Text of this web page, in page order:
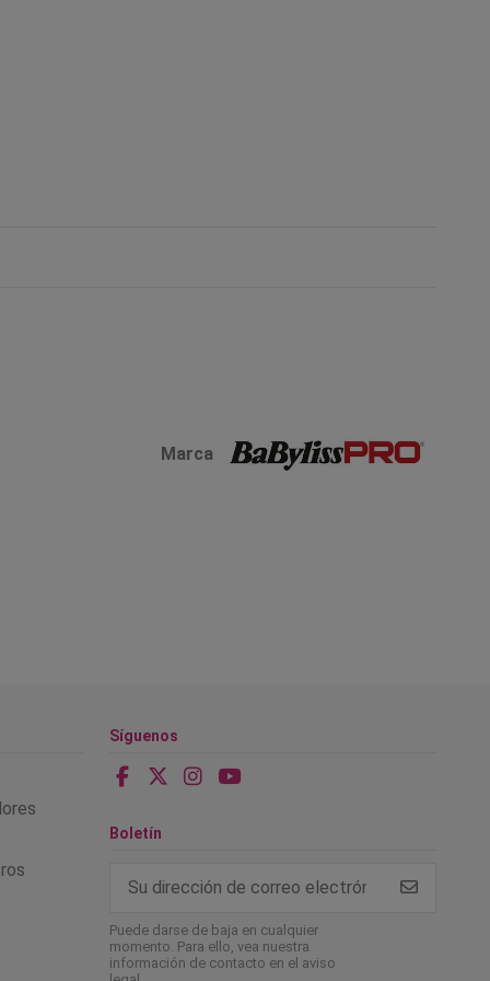
Marca
Síguenos
Boletín
Puede darse de baja en cualquier
momento. Para ello, vea nuestra
información de contacto en el aviso